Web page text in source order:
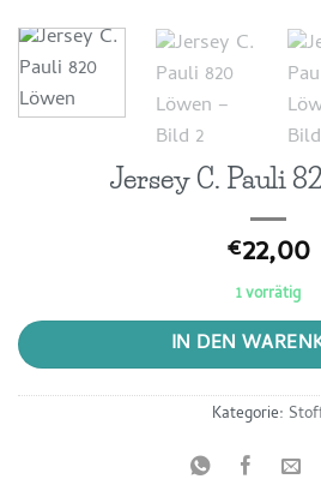
Jersey C. Pauli
€22,00
1 vorrätig
IN DEN
Kategorie: